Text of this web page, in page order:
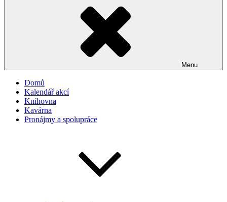
Menu
Domů
Kalendář akcí
Knihovna
Kavárna
Pronájmy a spolupráce